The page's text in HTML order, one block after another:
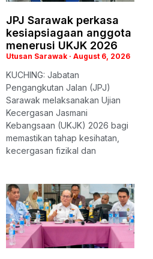
JPJ Sarawak perkasa
kesiapsiagaan anggota
menerusi UKJK 2026
Utusan Sarawak August 6, 2026
KUCHING: Jabatan
Pengangkutan Jalan (JPJ)
Sarawak melaksanakan Ujian
Kecergasan Jasmani
Kebangsaan (UKJK) 2026 bagi
memastikan tahap kesihatan,
kecergasan fizikal dan